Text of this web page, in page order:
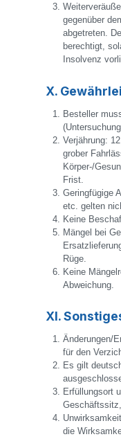
gegenüber
abgetreten.
berechtigt,
Insolvenz
X.
Besteller
Verjährung:
grober
Körper-/
Frist.
Geringfügige
etc. gelten
Keine
Mängel bei
Rüge.
Keine
Abweichung.
XI.
Änderungen/
für den
Es gilt
Erfüllungsort
die